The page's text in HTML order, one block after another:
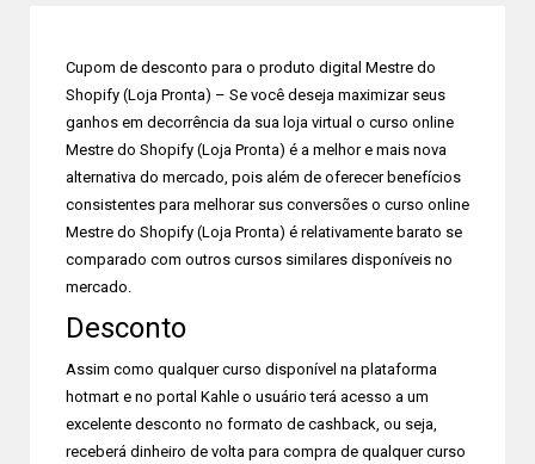
Cupom de desconto para o produto digital Mestre do
Shopify (Loja Pronta) – Se você deseja maximizar seus
ganhos em decorrência da sua loja virtual o curso online
Mestre do Shopify (Loja Pronta) é a melhor e mais nova
alternativa do mercado, pois além de oferecer benefícios
consistentes para melhorar sus conversões o curso online
Mestre do Shopify (Loja Pronta) é relativamente barato se
comparado com outros cursos similares disponíveis no
mercado.
Desconto
Assim como qualquer curso disponível na plataforma
hotmart e no portal Kahle o usuário terá acesso a um
excelente desconto no formato de cashback, ou seja,
receberá dinheiro de volta para compra de qualquer curso